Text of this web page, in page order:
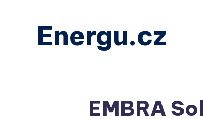
Energu.cz
EMBRA